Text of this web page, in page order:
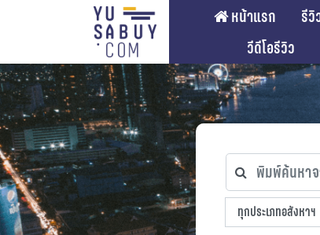
หน้าแรก รีวิ
วีดีโอรีวิว
พิมพ์ค้นหาจากชื่
ทุกประเภทอสังหา
ทุกประเภทอสังหาฯ
ทุกทำเลที่ตั้ง
ทุกสถานีรถไฟฟ้า
ทุกช่วงราคา